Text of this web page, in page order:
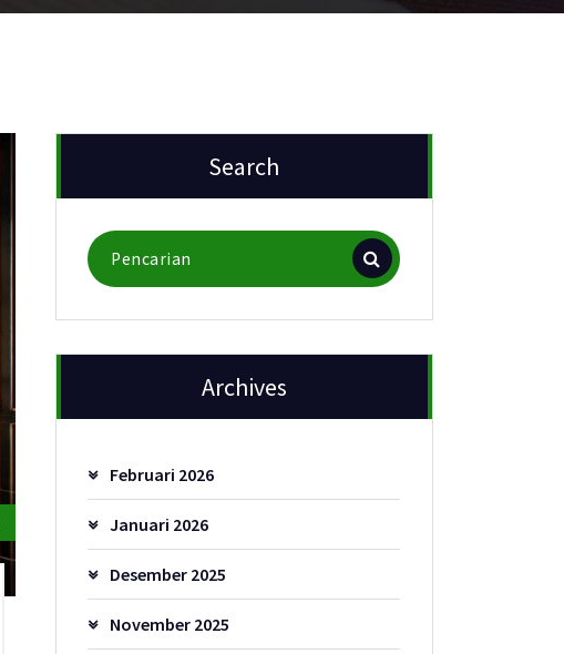
Search
Pencarian
untuk:
Archives
Februari 2026
Januari 2026
Desember 2025
November 2025